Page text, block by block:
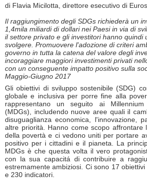
di Flavia Micilotta, direttore esecutivo di
Il raggiungimento degli SDGs richiederà un
1,4mila miliardi di dollari nei Paesi in via di
il settore privato e gli investitori hanno quindi
svolgere. Promuovere l'adozione di criteri
governo in tutta la catena del valore degli
incoraggiare maggiori investimenti privati
con un conseguente impatto positivo sulla
Maggio-Giugno 2017
Gli obiettivi di sviluppo sostenibile (SDG)
globale e inclusiva per porre fine alla
rappresentano un seguito ai Millennium
(MDGs), includendo nuove aree quali il
disuguaglianza economica, l'innovazione,
altre priorità. Hanno come scopo affrontare
della povertà e ci vedono uniti per portare
positivo per i cittadini e il pianeta. La
MDGs è che questa volta il vero
con la sua capacitá di contribuire a
estremamente ambiziosi. Ci sono 17
e 230 indicatori.